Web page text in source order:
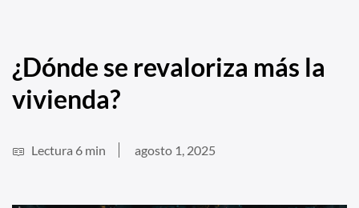
¿Dónde se revaloriza más la
vivienda?
Lectura 6 min agosto 1, 2025